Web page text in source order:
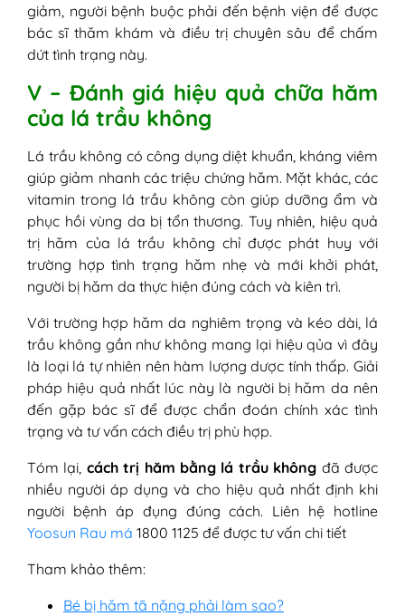
giảm, người bệnh buộc phải đến bệnh viện để được
bác sĩ thăm khám và điều trị chuyên sâu để chấm
dứt tình trạng này.
V – Đánh giá hiệu quả chữa hăm
của lá trầu không
Lá trầu không có công dụng diệt khuẩn, kháng viêm
giúp giảm nhanh các triệu chứng hăm. Mặt khác, các
vitamin trong lá trầu không còn giúp dưỡng ẩm và
phục hồi vùng da bị tổn thương. Tuy nhiên, hiệu quả
trị hăm của lá trầu không chỉ được phát huy với
trường hợp tình trạng hăm nhẹ và mới khởi phát,
người bị hăm da thực hiện đúng cách và kiên trì.
Với trường hợp hăm da nghiêm trọng và kéo dài, lá
trầu không gần như không mang lại hiệu qủa vì đây
là loại lá tự nhiên nên hàm lượng dược tính thấp. Giải
pháp hiệu quả nhất lúc này là người bị hăm da nên
đến gặp bác sĩ để được chẩn đoán chính xác tình
trạng và tư vấn cách điều trị phù hợp.
Tóm lại, cách trị hăm bằng lá trầu không đã được
nhiều người áp dụng và cho hiệu quả nhất định khi
người bệnh áp đụng đúng cách. Liên hệ hotline
Yoosun Rau má 1800 1125 để được tư vấn chi tiết
Tham khảo thêm:
Bé bị hăm tã nặng phải làm sao?